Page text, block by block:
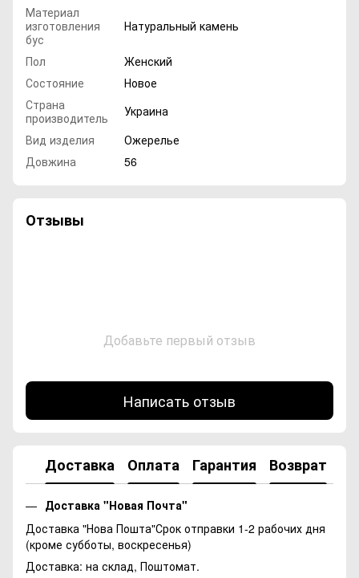
Материал
изготовления
бус
Натуральный камень
Пол
Женский
Состояние
Новое
Страна
производитель
Украина
Вид изделия
Ожерелье
Довжина
56
Отзывы
Добавьте первый отзыв
Написать отзыв
Доставка Оплата Гарантия Возврат
Доставка "Новая Почта"
Доставка "Нова Пошта"Срок отправки 1-2 рабочих дня
(кроме субботы, воскресенья)
Доставка: на склад, Поштомат.